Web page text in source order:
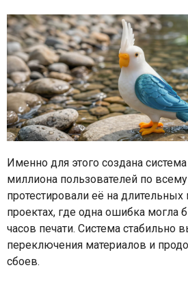
Именно для этого создана
миллиона пользователей по
протестировали её на
проектах, где одна ошибка могла
часов печати. Система стабильно
переключения материалов и
сбоев.